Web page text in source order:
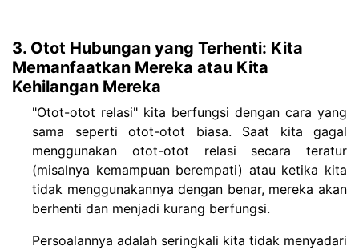
3. Otot Hubungan yang Terhenti: Kita
Memanfaatkan Mereka atau Kita
Kehilangan Mereka
"Otot-otot relasi" kita berfungsi dengan cara yang
sama seperti otot-otot biasa. Saat kita gagal
menggunakan otot-otot relasi secara teratur
(misalnya kemampuan berempati) atau ketika kita
tidak menggunakannya dengan benar, mereka akan
berhenti dan menjadi kurang berfungsi.
Persoalannya adalah seringkali kita tidak menyadari